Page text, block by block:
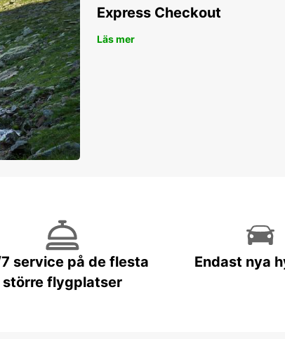
Express Checkout
Läs mer
service på de flesta
större flygplatser
Endast nya